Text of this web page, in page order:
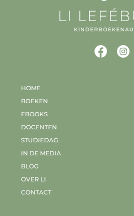
HOME
BOEKEN
EBOOKS
DOCENTEN
STUDIEDAG
IN DE MEDIA
BLOG
OVER LI
CONTACT